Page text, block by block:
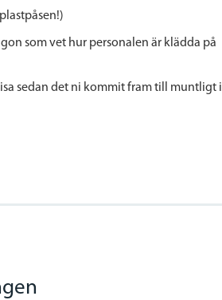
som vet hur personalen är klädda på
sedan det ni kommit fram till muntligt i